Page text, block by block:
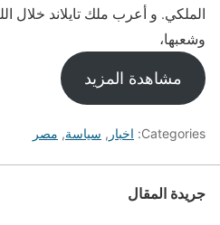
الملكي. و أعرب ملك تايلاند خلال
وشعبها،
مشاهدة المزيد
Categories: اخبار , سياسة, مصر
جريدة المقال